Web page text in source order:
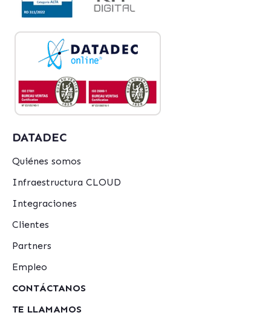
DATADEC
Quiénes somos
Infraestructura CLOUD
Integraciones
Clientes
Partners
Empleo
CONTÁCTANOS
TE LLAMAMOS